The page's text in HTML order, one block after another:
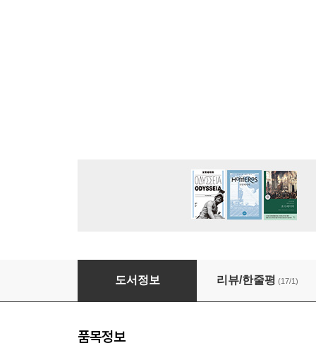
경계 너머, 사람을 만나다
도서정보 리뷰/한줄평 (17/1)
품목정보